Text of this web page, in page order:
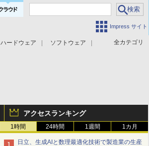
Impress サイト
全カテゴリ
ハードウェア
ソフトウェア
アクセスランキング
1時間 24時間 1週間 1カ月
日立、生成AIと数理最適化技術で製造業の生産